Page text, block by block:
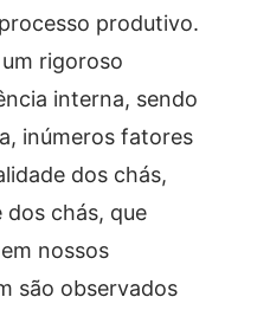
produtivo.
rigoroso
interna, sendo
inúmeros fatores
dos chás,
dos chás, que
nossos
são observados